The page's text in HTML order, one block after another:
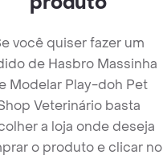
você quiser fazer um
de Hasbro Massinha
Modelar Play-doh Pet
Veterinário basta
a loja onde deseja
o produto e clicar no